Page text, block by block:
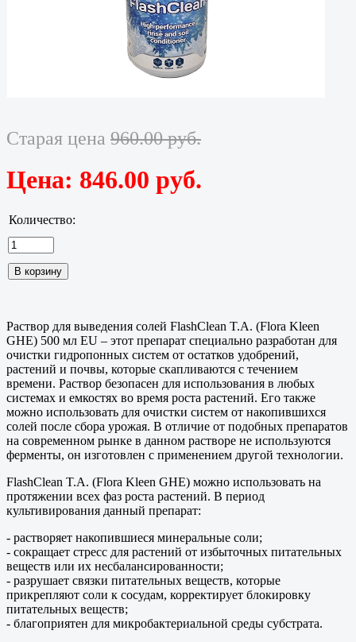
Старая цена 960.00 руб.
Цена: 846.00 руб.
Количество:
Раствор для выведения солей FlashClean T.A. (Flora Kleen
GHE) 500 мл EU – этот препарат специально разработан для
очистки гидропонных систем от остатков удобрений,
растений и почвы, которые скапливаются с течением
времени. Раствор безопасен для использования в любых
системах и емкостях во время роста растений. Его также
можно использовать для очистки систем от накопившихся
солей после сбора урожая. В отличие от подобных препаратов
на современном рынке в данном растворе не используются
ферменты, он изготовлен с применением другой технологии.
FlashClean T.A. (Flora Kleen GHE) можно использовать на
протяжении всех фаз роста растений. В период
культивирования данный препарат:
- растворяет накопившиеся минеральные соли;
- сокращает стресс для растений от избыточных питательных
веществ или их несбалансированности;
- разрушает связки питательных веществ, которые
прикрепляют соли к сосудам, корректирует блокировку
питательных веществ;
- благоприятен для микробактериальной среды субстрата.